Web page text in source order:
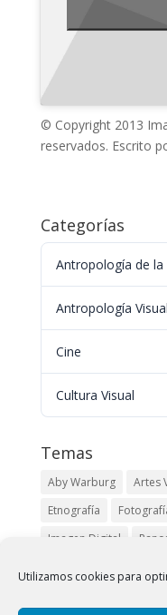
Utilizamos cookies para
© Copyright 2013
reservados. Escrito
Categorías
Antropología de la
Antropología Visual
Cine
Cultura Visual
Temas
Aby Warburg Artes
Etnografía
Imagen Digital